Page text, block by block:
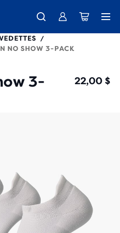
/
NO SHOW 3-PACK
3-
22,00 $